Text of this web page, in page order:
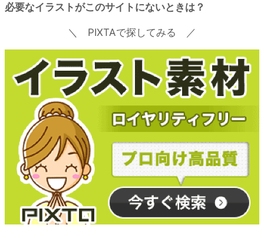
必要なイラストがこのサイトにないときは？
＼ PIXTAで探してみる ／